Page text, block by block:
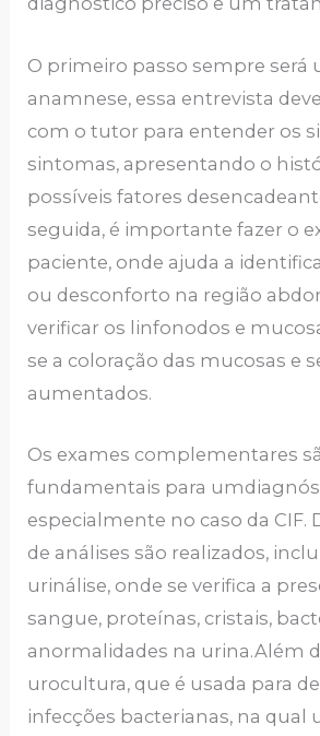
O primeiro passo sempre será
anamnese, essa entrevista
com o tutor para entender os
sintomas, apresentando o
possíveis fatores
seguida, é importante fazer o
paciente, onde ajuda a
ou desconforto na região
verificar os linfonodos e
se a coloração das mucosas e
aumentados.
Os exames complementares
fundamentais para
especialmente no caso da CIF.
de análises são realizados,
urinálise, onde se verifica a
sangue, proteínas, cristais,
anormalidades na urina.Além
urocultura, que é usada para
infecções bacterianas, na qual